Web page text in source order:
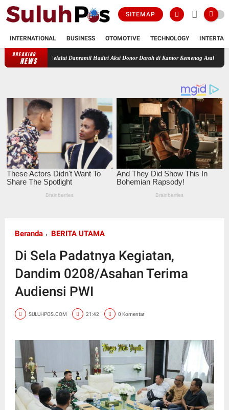
SITEMAP
INTERNATIONAL BUSINESS OTOMOTIVE TECHNOLOGY
BREAKING
NEWS
Melalui Danramil Hadiri Aksi Donor Darah di Kantor Kemenag Asahan Babinsa
Beranda BERITA UTAMA
Di Sela Padatnya Kegiatan,
Dandim 0208/Asahan Terima
Audiensi PWI
SULUHPOS.COM 21:42 0 Komentar